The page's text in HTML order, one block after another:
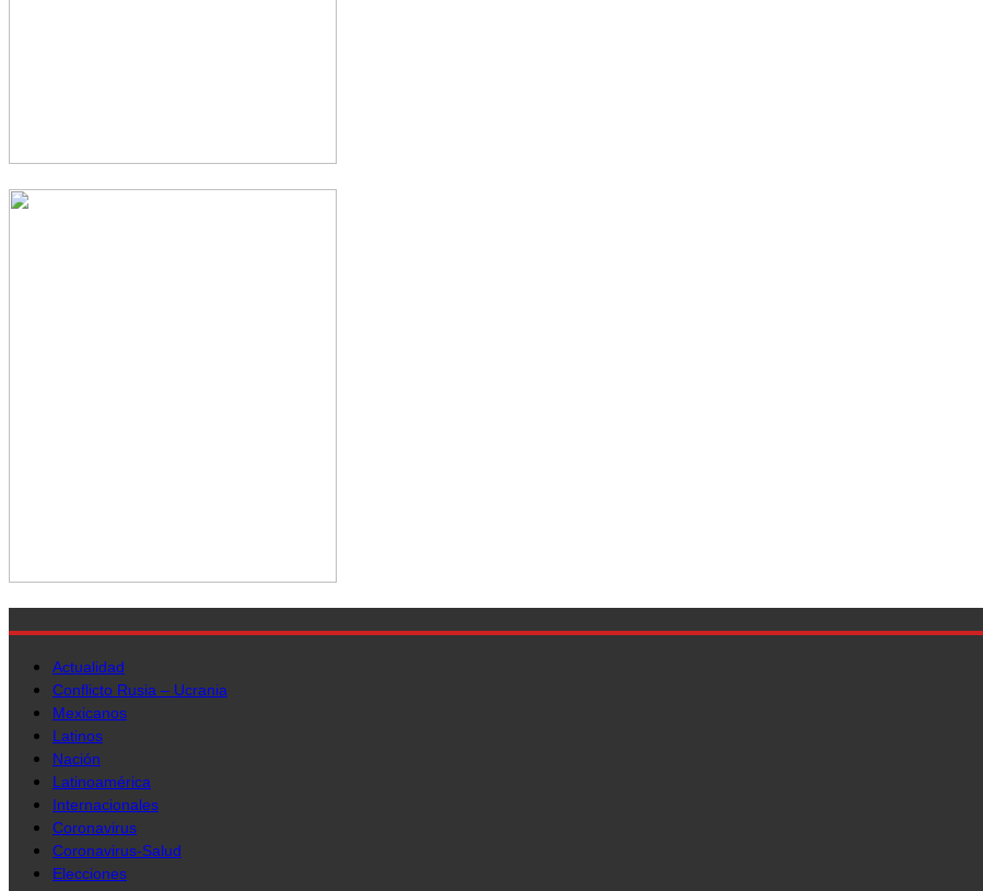
Actualidad
Conflicto Rusia – Ucrania
Mexicanos
Latinos
Nación
Latinoamérica
Internacionales
Coronavirus
Coronavirus-Salud
Elecciones